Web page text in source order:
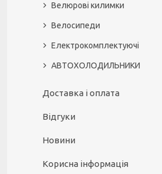
Велюрові килимки
Велосипеди
Електрокомплектуючі
АВТОХОЛОДИЛЬНИКИ
Доставка і оплата
Відгуки
Новини
Корисна інформація